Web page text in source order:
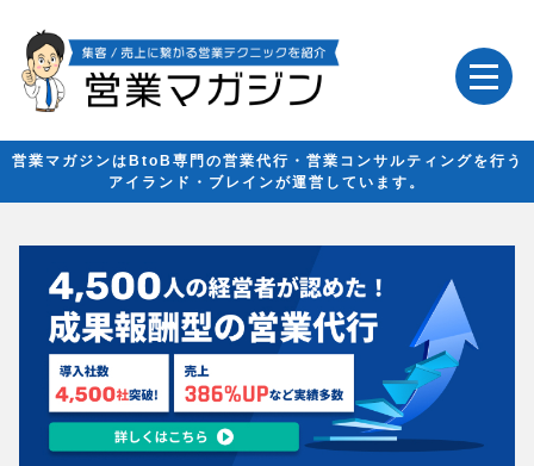
営業マガジンはBtoB専門の営業代行・営業コンサルティングを行う
アイランド・ブレインが運営しています。